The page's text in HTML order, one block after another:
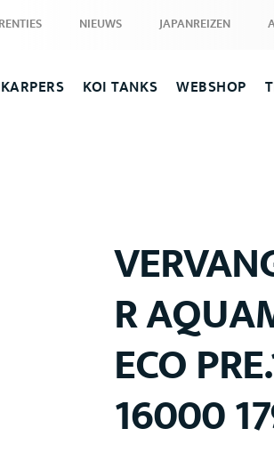
NIEUWS JAPANREIZEN
KOI TANKS WEBSHOP
R
ECO
16000